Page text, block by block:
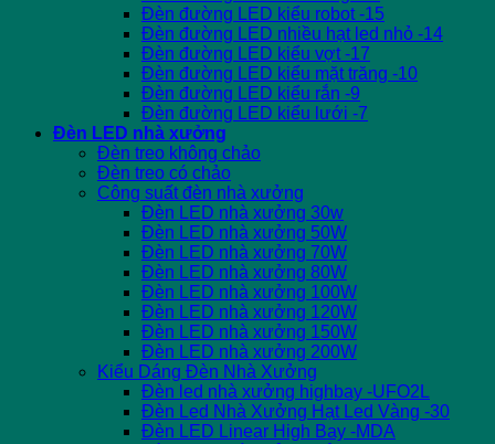
Đèn đường LED kiểu robot -15
Đèn đường LED nhiều hạt led nhỏ -14
Đèn đường LED kiểu vợt -17
Đèn đường LED kiểu mặt trăng -10
Đèn đường LED kiểu rắn -9
Đèn đường LED kiểu lưới -7
Đèn LED nhà xưởng
Đèn treo không chảo
Đèn treo có chảo
Công suất đèn nhà xưởng
Đèn LED nhà xưởng 30w
Đèn LED nhà xưởng 50W
Đèn LED nhà xưởng 70W
Đèn LED nhà xưởng 80W
Đèn LED nhà xưởng 100W
Đèn LED nhà xưởng 120W
Đèn LED nhà xưởng 150W
Đèn LED nhà xưởng 200W
Kiểu Dáng Đèn Nhà Xưởng
Đèn led nhà xưởng highbay -UFO2L
Đèn Led Nhà Xưởng Hạt Led Vàng -30
Đèn LED Linear High Bay -MDA